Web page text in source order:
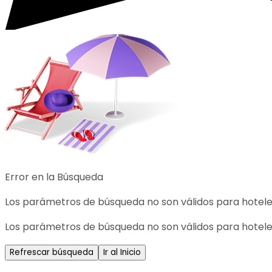
Error en la Búsqueda
Los parámetros de búsqueda no son válidos para
Los parámetros de búsqueda no son válidos para
Refrescar búsqueda Ir al Inicio